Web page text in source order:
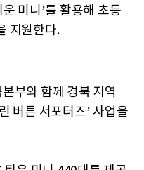
미니’를 활용해 초등
지원한다.
부와 함께 경북 지역
버튼 서포터즈’ 사업을